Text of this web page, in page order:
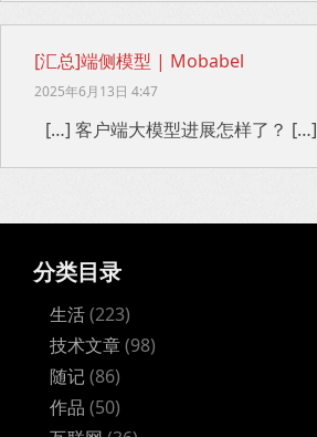
[汇总]端侧模型 | Mobabel
2025年6月13日 4:47
[…] 客户端大模型进展怎样了？ […]
分类目录
生活(223)
技术文章(98)
随记(86)
作品 (50)